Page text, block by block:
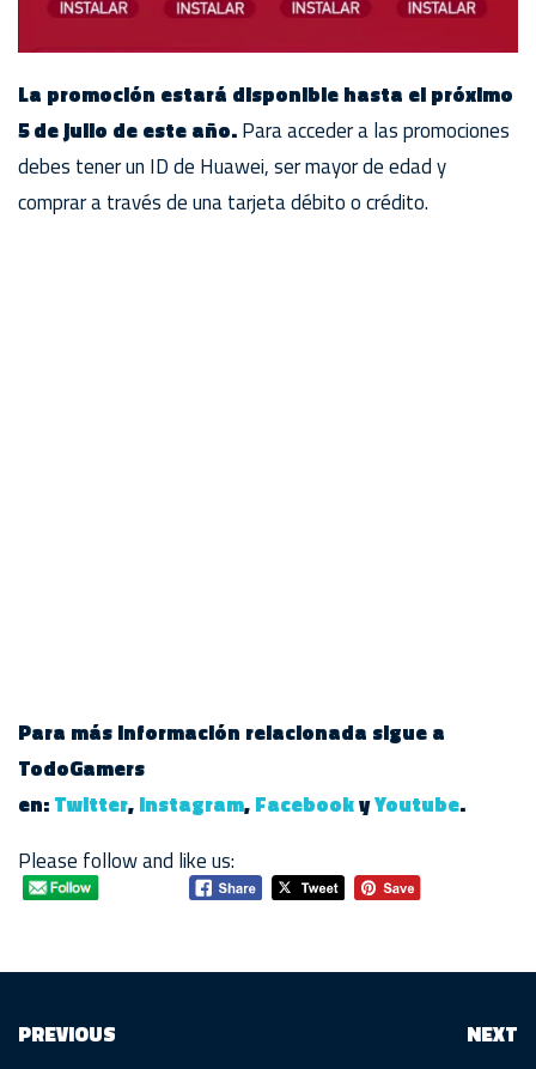
La promoción estará disponible hasta el próximo
5 de julio de este año.Para acceder a las promociones
debes tener un ID de Huawei, ser mayor de edad y
comprar a través de una tarjeta débito o crédito.
Para más información relacionada sigue a
TodoGamers
en:Twitter,Instagram,FacebookyYoutube.
Please follow and like us:
PREVIOUS NEXT